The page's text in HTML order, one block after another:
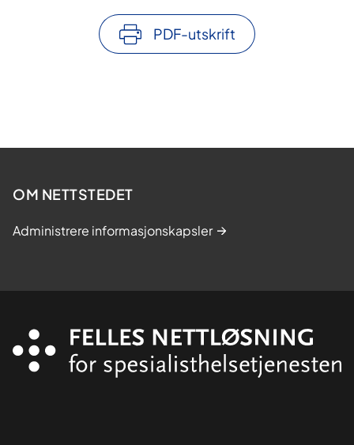
PDF-utskrift
OM NETTSTEDET
Administrere informasjonskapsler